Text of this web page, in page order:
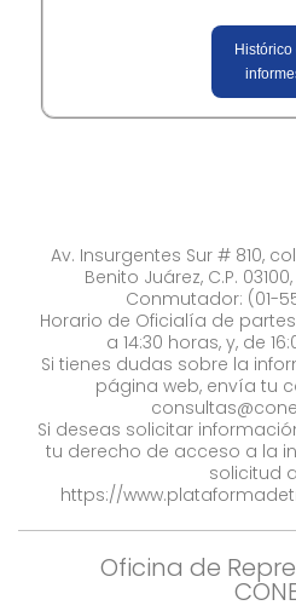
Histórico
Av. Insurgentes Sur # 810,
Benito Juárez, C.P.
Conmutador: (01-
Horario de Oficialía de
a 14:30 horas, y, de
Si tienes dudas sobre la
página web, envía tu
Si deseas solicitar
tu derecho de acceso a la
solicitud
https://
Oficina de